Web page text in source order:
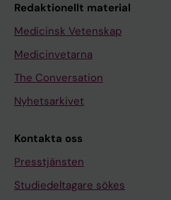
Redaktionellt material
Medicinsk Vetenskap
Medicinvetarna
The Conversation
Nyhetsarkivet
Kontakta oss
Presstjänsten
Studiedeltagare sökes